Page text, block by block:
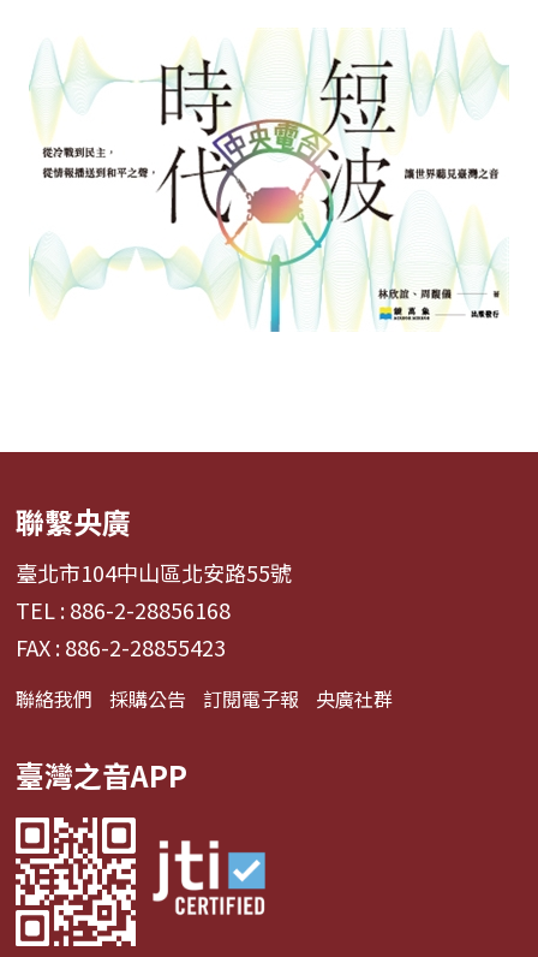
聯繫央廣
臺北市104中山區北安路55號
TEL : 886-2-28856168
FAX : 886-2-28855423
聯絡我們 採購公告 訂閱電子報 央廣社群
臺灣之音APP